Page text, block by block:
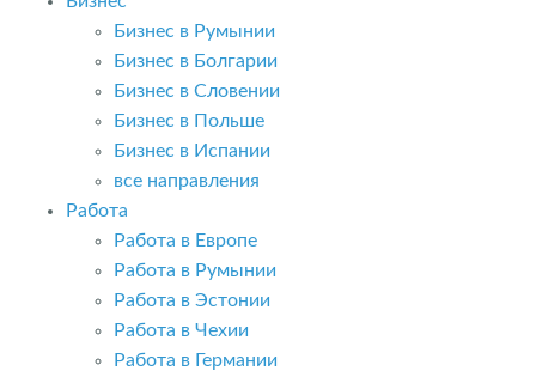
Бизнес в Румынии
Бизнес в Болгарии
Бизнес в Словении
Бизнес в Польше
Бизнес в Испании
все направления
Работа
Работа в Европе
Работа в Румынии
Работа в Эстонии
Работа в Чехии
Работа в Германии